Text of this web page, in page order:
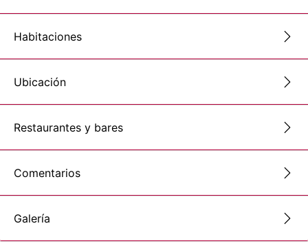
Habitaciones
Ubicación
Restaurantes y bares
Comentarios
Galería